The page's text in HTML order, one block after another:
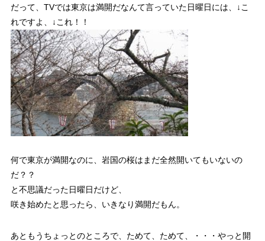
だって、TVでは東京は満開だなんて言っていた日曜日には、↓こ
れですよ、↓これ！！
何で東京が満開なのに、岩国の桜はまだ全然開いてもいないの
だ？？
と不思議だった日曜日だけど、
咲き始めたと思ったら、いきなり満開だもん。
あともうちょっとのところで、ためて、ためて、・・・やっと開